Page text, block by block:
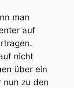
man
auf
nicht
über ein
nun zu den